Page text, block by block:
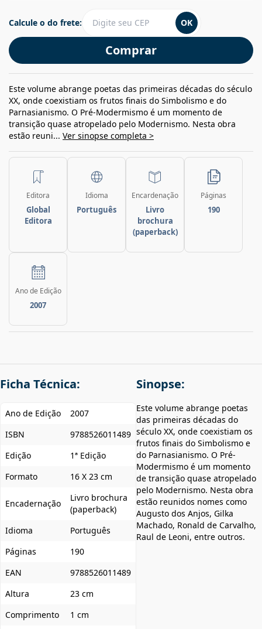
Comprar
Calcule o do frete: OK
Este volume abrange poetas das primeiras décadas do século
XX, onde coexistiam os frutos finais do Simbolismo e do
Parnasianismo. O Pré-Modermismo é um momento de
transição quase atropelado pelo Modernismo. Nesta obra
estão reuni... Ver sinopse completa >
Editora
Global
Editora
Idioma
Português
Encardenação
Livro
brochura
(paperback)
Páginas
190
Ano de Edição
2007
Ficha Técnica:
Ano de Edição
2007
ISBN
9788526011489
Edição
1ª Edição
Formato
16 X 23 cm
Encadernação
Livro brochura
(paperback)
Idioma
Português
Páginas
190
EAN
9788526011489
Altura
23 cm
Comprimento
1 cm
Sinopse:
Este volume abrange poetas
das primeiras décadas do
século XX, onde coexistiam os
frutos finais do Simbolismo e
do Parnasianismo. O Pré-
Modermismo é um momento
de transição quase atropelado
pelo Modernismo. Nesta obra
estão reunidos nomes como
Augusto dos Anjos, Gilka
Machado, Ronald de Carvalho,
Raul de Leoni, entre outros.